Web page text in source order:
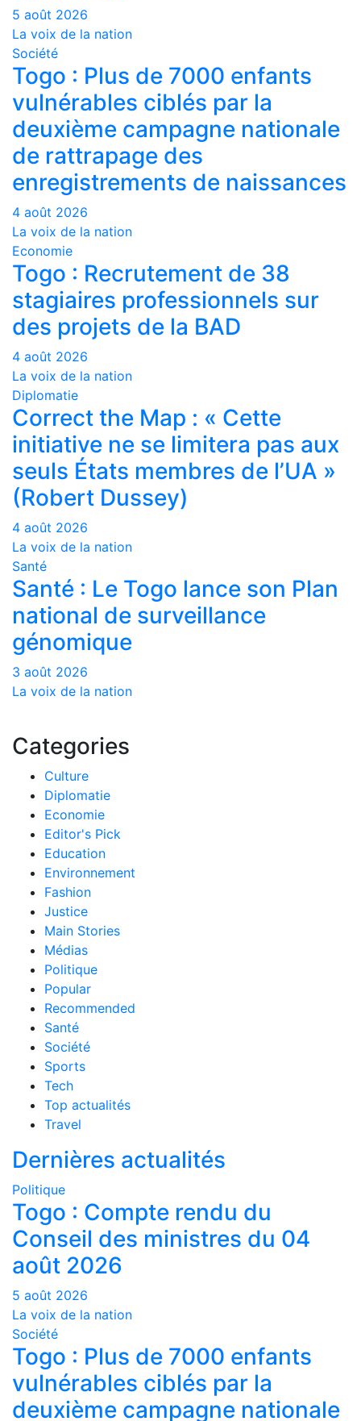
5 août 2026
La voix de la nation
Société
Togo : Plus de 7000 enfants
vulnérables ciblés par la
deuxième campagne nationale
de rattrapage des
enregistrements de naissances
4 août 2026
La voix de la nation
Economie
Togo : Recrutement de 38
stagiaires professionnels sur
des projets de la BAD
4 août 2026
La voix de la nation
Diplomatie
Correct the Map : « Cette
initiative ne se limitera pas aux
seuls États membres de l’UA »
(Robert Dussey)
4 août 2026
La voix de la nation
Santé
Santé : Le Togo lance son Plan
national de surveillance
génomique
3 août 2026
La voix de la nation
Categories
Culture
Diplomatie
Economie
Editor's Pick
Education
Environnement
Fashion
Justice
Main Stories
Médias
Politique
Popular
Recommended
Santé
Société
Sports
Tech
Top actualités
Travel
Dernières actualités
Politique
Togo : Compte rendu du
Conseil des ministres du 04
août 2026
5 août 2026
La voix de la nation
Société
Togo : Plus de 7000 enfants
vulnérables ciblés par la
deuxième campagne nationale